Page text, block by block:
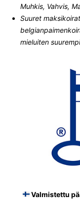
Muhkis, Vahvis,
Suuret
mieluiten
Valmistettu